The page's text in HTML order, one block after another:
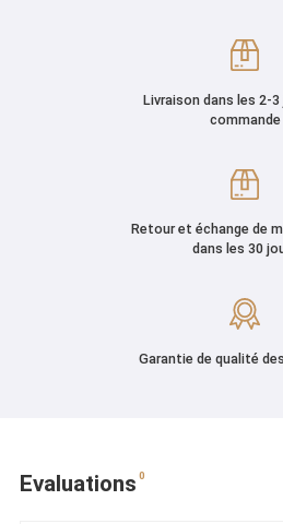
Livraison dans les 2-3
commande
Retour et échange de
dans les 30
Garantie de qualité
Evaluations 0